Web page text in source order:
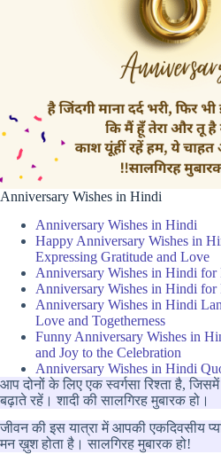
Anniversary Wishes in Hindi
Anniversary Wishes in Hindi
Happy Anniversary Wishes in
Expressing Gratitude and Love
Anniversary Wishes in Hindi for
Anniversary Wishes in Hindi for
Anniversary Wishes in Hindi
Love and Togetherness
Funny Anniversary Wishes in
and Joy to the Celebration
Anniversary Wishes in Hindi
आप दोनों के लिए एक स्वर्गसा रिश्ता है,
बढ़ाते रहें। शादी की सालगिरह मुबारक हो।
जीवन की इस यात्रा में आपकी एकदिवसीय
मन ख़ुश होता है। सालगिरह मुबारक हो!